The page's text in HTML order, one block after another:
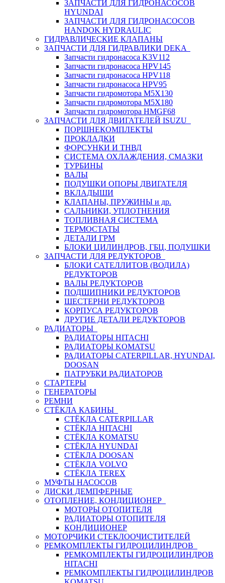
ЗАПЧАСТИ ДЛЯ ГИДРОНАСОСОВ
HYUNDAI
ЗАПЧАСТИ ДЛЯ ГИДРОНАСОСОВ
HANDOK HYDRAULIC
ГИДРАВЛИЧЕСКИЕ КЛАПАНЫ
ЗАПЧАСТИ ДЛЯ ГИДРАВЛИКИ DEKA
Запчасти гидронасоса K3V112
Запчасти гидронасоса HPV145
Запчасти гидронасоса HPV118
Запчасти гидронасоса HPV95
Запчасти гидромотора M5X130
Запчасти гидромотора M5X180
Запчасти гидромотора HMGF68
ЗАПЧАСТИ ДЛЯ ДВИГАТЕЛЕЙ ISUZU
ПОРШНЕКОМПЛЕКТЫ
ПРОКЛАДКИ
ФОРСУНКИ И ТНВД
СИСТЕМА ОХЛАЖДЕНИЯ, СМАЗКИ
ТУРБИНЫ
ВАЛЫ
ПОДУШКИ ОПОРЫ ДВИГАТЕЛЯ
ВКЛАДЫШИ
КЛАПАНЫ, ПРУЖИНЫ и др.
САЛЬНИКИ, УПЛОТНЕНИЯ
ТОПЛИВНАЯ СИСТЕМА
ТЕРМОСТАТЫ
ДЕТАЛИ ГРМ
БЛОКИ ЦИЛИНДРОВ, ГБЦ, ПОДУШКИ
ЗАПЧАСТИ ДЛЯ РЕДУКТОРОВ
БЛОКИ САТЕЛЛИТОВ (ВОДИЛА)
РЕДУКТОРОВ
ВАЛЫ РЕДУКТОРОВ
ПОДШИПНИКИ РЕДУКТОРОВ
ШЕСТЕРНИ РЕДУКТОРОВ
КОРПУСА РЕДУКТОРОВ
ДРУГИЕ ДЕТАЛИ РЕДУКТОРОВ
РАДИАТОРЫ
РАДИАТОРЫ HITACHI
РАДИАТОРЫ KOMATSU
РАДИАТОРЫ CATERPILLAR, HYUNDAI,
DOOSAN
ПАТРУБКИ РАДИАТОРОВ
СТАРТЕРЫ
ГЕНЕРАТОРЫ
РЕМНИ
СТЁКЛА КАБИНЫ
СТЁКЛА CATERPILLAR
СТЁКЛА HITACHI
СТЁКЛА KOMATSU
СТЁКЛА HYUNDAI
СТЁКЛА DOOSAN
СТЁКЛА VOLVO
СТЁКЛА TEREX
МУФТЫ НАСОСОВ
ДИСКИ ДЕМПФЕРНЫЕ
ОТОПЛЕНИЕ, КОНДИЦИОНЕР
МОТОРЫ ОТОПИТЕЛЯ
РАДИАТОРЫ ОТОПИТЕЛЯ
КОНДИЦИОНЕР
МОТОРЧИКИ СТЕКЛООЧИСТИТЕЛЕЙ
РЕМКОМПЛЕКТЫ ГИДРОЦИЛИНДРОВ
РЕМКОМПЛЕКТЫ ГИДРОЦИЛИНДРОВ
HITACHI
РЕМКОМПЛЕКТЫ ГИДРОЦИЛИНДРОВ